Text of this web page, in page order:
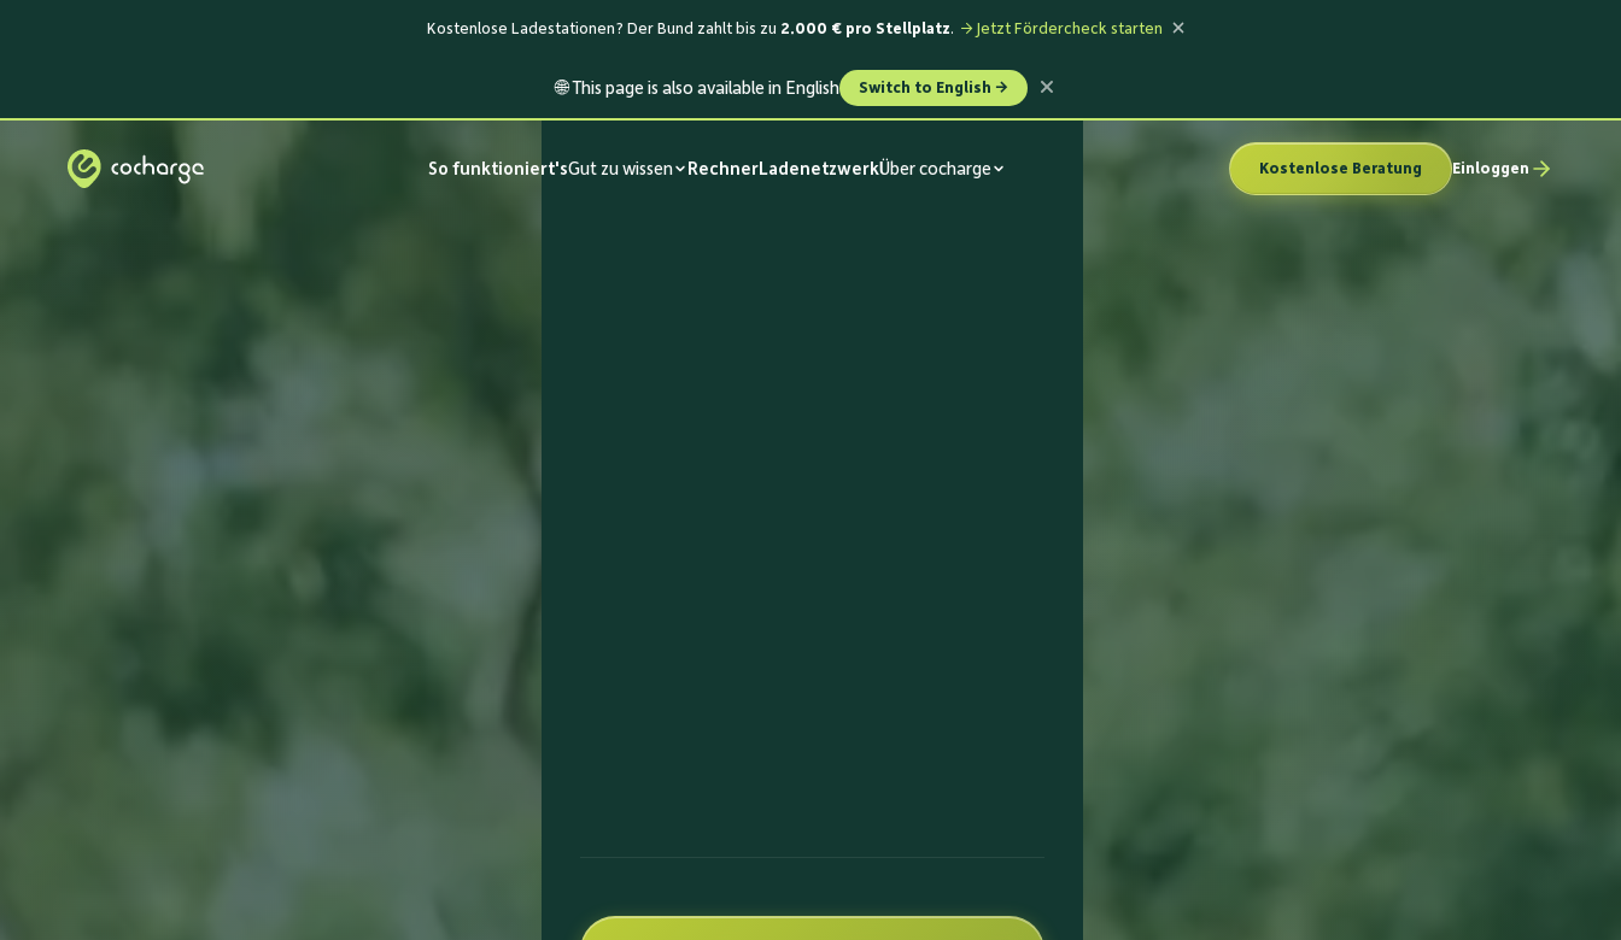
🌐 This page is also available in English Switch to English →
Kostenlose Ladestationen? Der Bund zahlt bis zu 2.000 € pro Stellplatz. → Jetzt Fördercheck starten
So funktioniert'sGut zu wissen RechnerLadenetzwerkÜber cocharge Kostenlose Beratung Einloggen